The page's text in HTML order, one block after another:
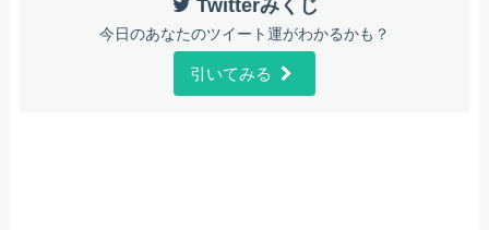
Twitterみくじ
今日のあなたのツイート運がわかるかも？
引いてみる